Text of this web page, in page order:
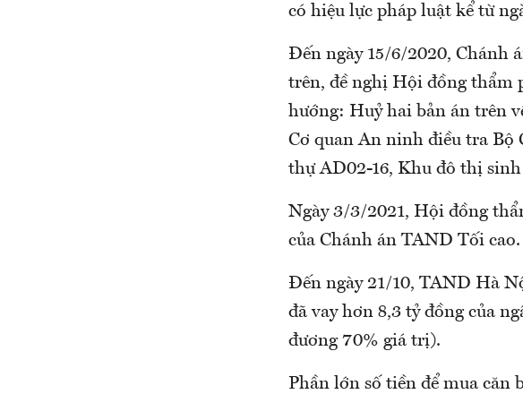
có hiệu lực pháp luật kể từ
Đến ngày 15/6/2020, Chánh
trên, đề nghị Hội đồng thẩm
hướng: Huỷ hai bản án trên
Cơ quan An ninh điều tra Bộ
thự AD02-16, Khu đô thị
Ngày 3/3/2021, Hội đồng
của Chánh án TAND Tối cao.
Đến ngày 21/10, TAND Hà
đã vay hơn 8,3 tỷ đồng của
đương 70% giá trị).
Phần lớn số tiền để mua căn